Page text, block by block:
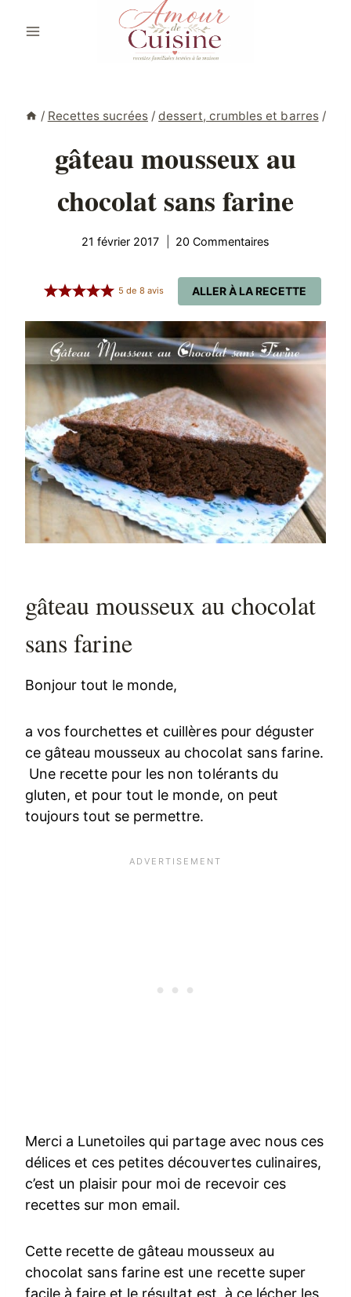
/ Recettes sucrées / dessert, crumbles et barres /
gâteau mousseux au
chocolat sans farine
21 février 2017 20 Commentaires
ALLER À LA RECETTE
5 de8 avis
gâteau mousseux au chocolat
sans farine
Bonjour tout le monde,
a vos fourchettes et cuillères pour déguster
ce gâteau mousseux au chocolat sans farine.
Une recette pour les non tolérants du
gluten, et pour tout le monde, on peut
toujours tout se permettre.
Merci a Lunetoiles qui partage avec nous ces
délices et ces petites découvertes culinaires,
c’est un plaisir pour moi de recevoir ces
recettes sur mon email.
Cette recette de gâteau mousseux au
chocolat sans farine est une recette super
facile à faire et le résultat est à ce lécher les